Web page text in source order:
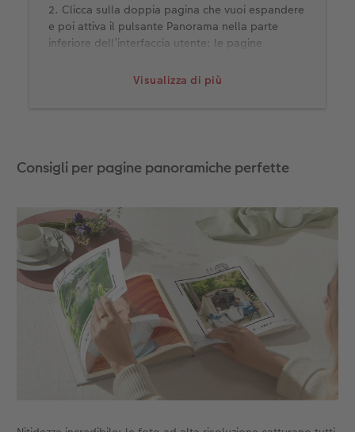
Visualizza di più
2. Clicca sulla doppia pagina che vuoi espandere
e poi attiva il pulsante Panorama nella parte
inferiore dell’interfaccia utente: le pagine
È possibile inserire una sola pagina panoramica
sistemala come vuoi.
nella scheda FOTOLIBRO CEWE, puoi scegliere
l’opzione «Con pagina panoramica». Il software ti
porta alla selezione del fotolibro giusto per la
creazione: ora puoi iniziare!
Consigli per pagine panoramiche perfette